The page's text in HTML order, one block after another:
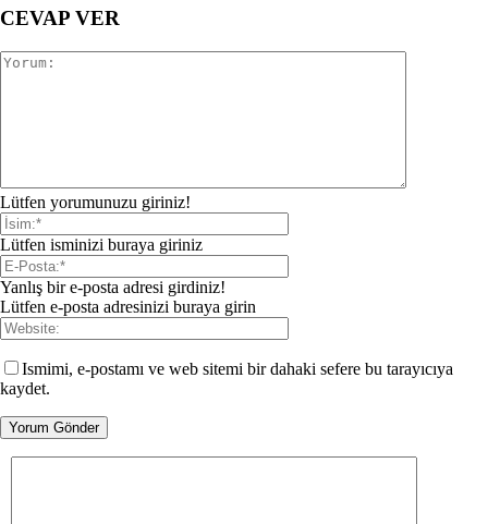
CEVAP VER
Lütfen yorumunuzu giriniz!
Lütfen isminizi buraya giriniz
Yanlış bir e-posta adresi girdiniz!
Lütfen e-posta adresinizi buraya girin
Ismimi, e-postamı ve web sitemi bir dahaki sefere bu tarayıcıya
kaydet.